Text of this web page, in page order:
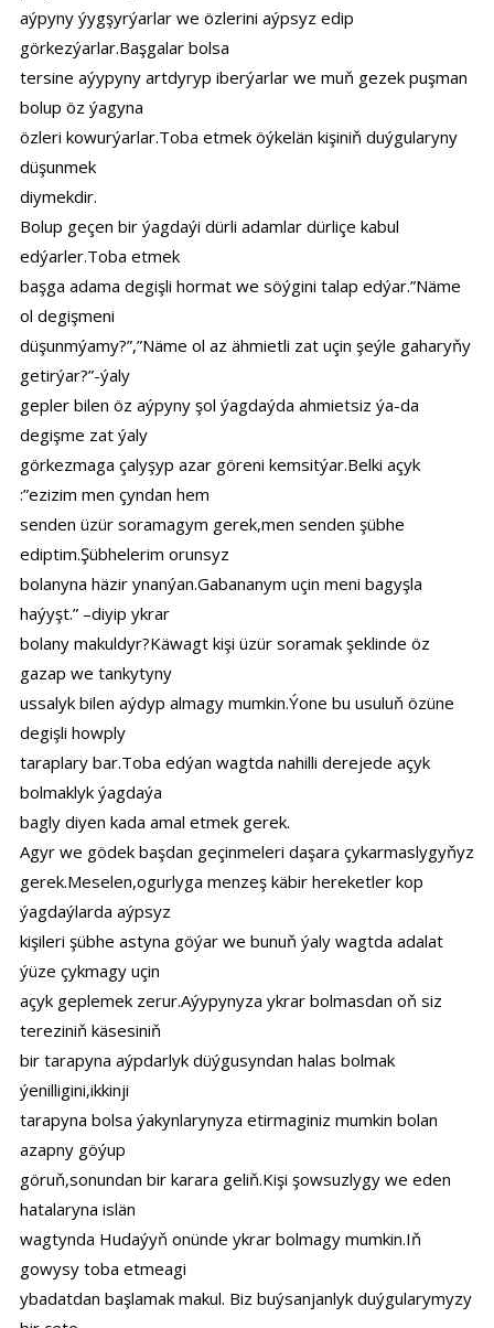
aýpyny ýygşyrýarlar we özlerini aýpsyz edip
görkezýarlar.Başgalar bolsa
tersine aýypyny artdyryp iberýarlar we muň gezek puşman
bolup öz ýagyna
özleri kowurýarlar.Toba etmek öýkelän kişiniň duýgularyny
düşunmek
diymekdir.
Bolup geçen bir ýagdaýi dürli adamlar dürliçe kabul
edýarler.Toba etmek
başga adama degişli hormat we söýgini talap edýar.”Näme
ol degişmeni
düşunmýamy?”,”Näme ol az ähmietli zat uçin şeýle gaharyňy
getirýar?”-ýaly
gepler bilen öz aýpyny şol ýagdaýda ahmietsiz ýa-da
degişme zat ýaly
görkezmaga çalyşyp azar göreni kemsitýar.Belki açyk
:”ezizim men çyndan hem
senden üzür soramagym gerek,men senden şübhe
ediptim.Şübhelerim orunsyz
bolanyna häzir ynanýan.Gabananym uçin meni bagyşla
haýyşt.” –diyip ykrar
bolany makuldyr?Käwagt kişi üzür soramak şeklinde öz
gazap we tankytyny
ussalyk bilen aýdyp almagy mumkin.Ýone bu usuluň özüne
degişli howply
taraplary bar.Toba edýan wagtda nahilli derejede açyk
bolmaklyk ýagdaýa
bagly diyen kada amal etmek gerek.
Agyr we gödek başdan geçinmeleri daşara çykarmaslygyňyz
gerek.Meselen,ogurlyga menzeş käbir hereketler kop
ýagdaýlarda aýpsyz
kişileri şübhe astyna göýar we bunuň ýaly wagtda adalat
ýüze çykmagy uçin
açyk geplemek zerur.Aýypynyza ykrar bolmasdan oň siz
tereziniň käsesiniň
bir tarapyna aýpdarlyk düýgusyndan halas bolmak
ýenilligini,ikkinji
tarapyna bolsa ýakynlarynyza etirmaginiz mumkin bolan
azapny göýup
göruň,sonundan bir karara geliň.Kişi şowsuzlygy we eden
hatalaryna islän
wagtynda Hudaýyň onünde ykrar bolmagy mumkin.Iň
gowysy toba etmeagi
ybadatdan başlamak makul. Biz buýsanjanlyk duýgularymyzy